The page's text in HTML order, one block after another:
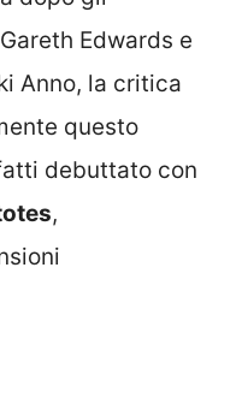
Edwards e
Anno, la critica
questo
debuttato con
,